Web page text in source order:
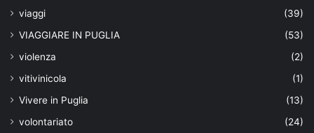
viaggi
(39)
VIAGGIARE IN PUGLIA
(53)
violenza
(2)
vitivinicola
(1)
Vivere in Puglia
(13)
volontariato
(24)